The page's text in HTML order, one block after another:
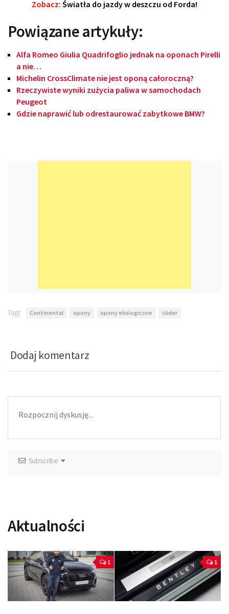
Zobacz: Światła do jazdy w deszczu od Forda!
Powiązane artykuły:
Alfa Romeo Giulia Quadrifoglio jednak na oponach Pirelli
a nie…
Michelin CrossClimate nie jest oponą całoroczną?
Rzeczywiste wyniki zużycia paliwa w samochodach
Peugeot
Gdzie naprawić lub odrestaurować zabytkowe BMW?
Tagi: Continental opony opony ekologiczne slider
Dodaj komentarz
Subscribe
Aktualności
1 1